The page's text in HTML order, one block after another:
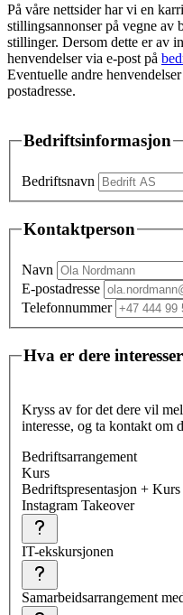
På våre nettsider har vi en
stillingsannonser på vegne av
stillinger. Dersom dette er av
henvendelser via e-post på
Eventuelle andre
postadresse.
Bedriftsinformasjon
Bedriftsnavn
Kontaktperson
Navn
E-postadresse
Telefonnummer
Hva er dere
Kryss av for det dere vil
interesse, og ta kontakt om
Bedriftsarrangement
Kurs
Bedriftspresentasjon +
Instagram Takeover
IT-ekskursjonen
Samarbeidsarrangement